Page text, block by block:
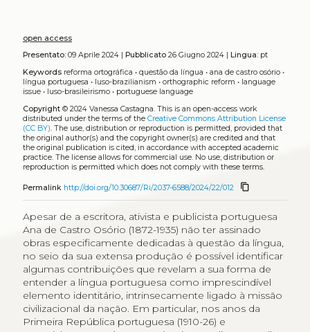
open access
Presentato:09 Aprile 2024 | Pubblicato26 Giugno 2024 | Lingua:pt
Keywords reforma ortográfica • questão da língua • ana de castro osório•
língua portuguesa • luso-brazilianism • orthographic reform • language
issue• luso-brasileirismo• portuguese language
Copyright© 2024 Vanessa Castagna. This is an open-access work
distributed under the terms of the Creative Commons Attribution License
(CC BY). The use, distribution or reproduction is permitted, provided that
the original author(s) and the copyright owner(s) are credited and that
the original publication is cited, in accordance with accepted academic
practice. The license allows for commercial use. No use, distribution or
reproduction is permitted which does not comply with these terms.
Permalink http://doi.org/10.30687/Ri/2037-6588/2024/22/012 content_copy
Apesar de a escritora, ativista e publicista portuguesa
Ana de Castro Osório (1872-1935) não ter assinado
obras especificamente dedicadas à questão da língua,
no seio da sua extensa produção é possível identificar
algumas contribuições que revelam a sua forma de
entender a língua portuguesa como imprescindível
elemento identitário, intrinsecamente ligado à missão
civilizacional da nação. Em particular, nos anos da
Primeira República portuguesa (1910-26) e